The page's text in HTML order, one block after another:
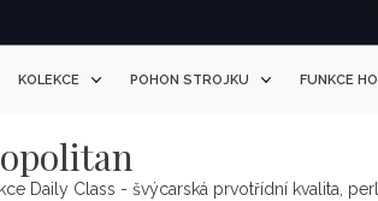
KOLEKCE POHON STROJKU FUNKCE
Daily Class - švýcarská prvotřídní kvalita,